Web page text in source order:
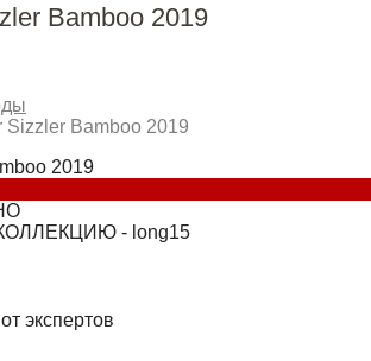
Bamboo 2019
Sizzler Bamboo 2019
2019
- long15